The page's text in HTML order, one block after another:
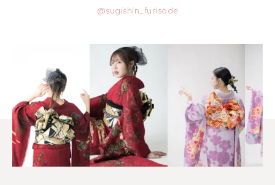
@sugishin_furisode